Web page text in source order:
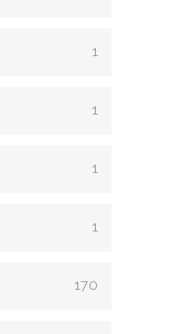
1
1
1
1
170